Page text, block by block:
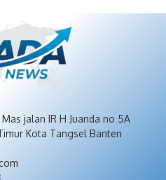
jalan IR H Juanda no 5A
Kota Tangsel Banten